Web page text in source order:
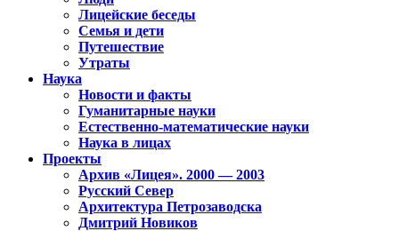
Лицейские беседы
Семья и дети
Путешествие
Утраты
Наука
Новости и факты
Гуманитарные науки
Естественно-математические науки
Наука в лицах
Проекты
Архив «Лицея». 2000 — 2003
Русский Север
Архитектура Петрозаводска
Дмитрий Новиков